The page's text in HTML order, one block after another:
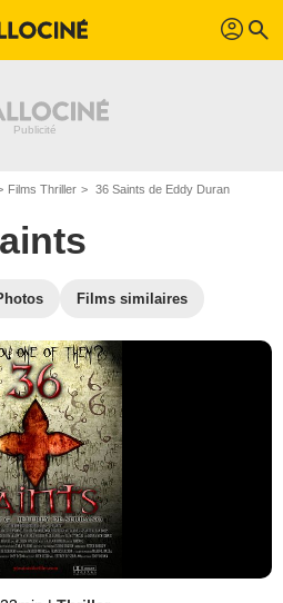
profil search
Films Thriller 36 Saints de Eddy Duran
Films similaires